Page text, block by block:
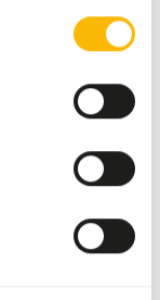
DK
High-
fibre